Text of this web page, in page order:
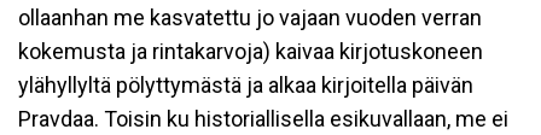
ollaanhan me kasvatettu jo vajaan vuoden verran
kokemusta ja rintakarvoja) kaivaa kirjotuskoneen
ylähyllyltä pölyttymästä ja alkaa kirjoitella päivän
Pravdaa. Toisin ku historiallisella esikuvallaan, me ei